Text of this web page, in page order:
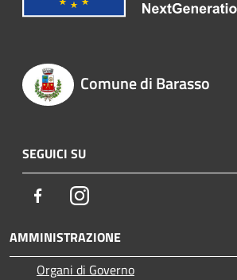
Comune di Barasso
SEGUICI SU
FacebookInstagram
AMMINISTRAZIONE
Organi di Governo